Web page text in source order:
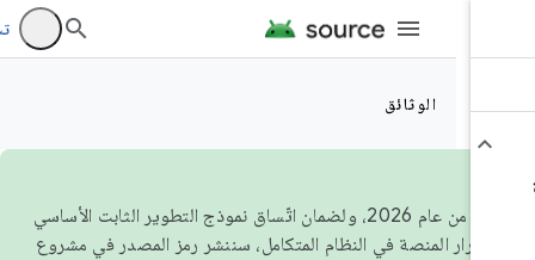
الوثائق
اعتبارًا من عام 2026، ولضمان اتّساق نموذج التطوير الثابت الأساسي
المنصة في النظام المتكامل، سننشر رمز المصدر في مشروع